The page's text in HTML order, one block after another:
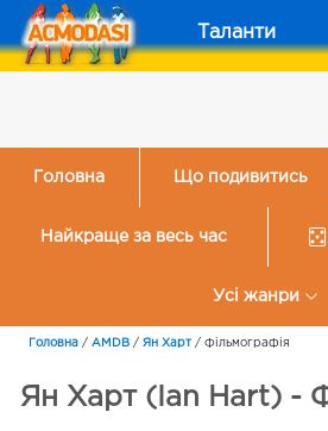
Таланти
Головна Що подивитись
Найкраще за весь час
Усі жанри
Головна / AMDB / Ян Харт / Фільмографія
Ян Харт (Ian Hart) -